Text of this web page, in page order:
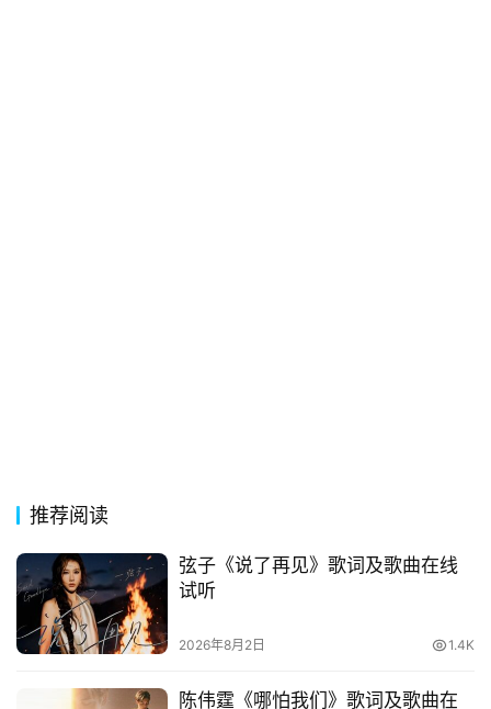
其
他
词
语
推荐阅读
弦子《说了再见》歌词及歌曲在线
试听
2026年8月2日 1.4K
陈伟霆《哪怕我们》歌词及歌曲在